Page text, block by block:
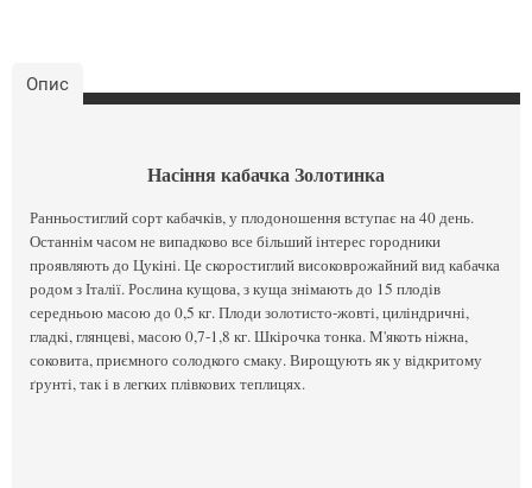
Опис
Насіння кабачка Золотинка
Ранньостиглий сорт кабачків, у плодоношення вступає на 40 день.
Останнім часом не випадково все більший інтерес городники
проявляють до Цукіні. Це скоростиглий високоврожайний вид кабачка
родом з Італії. Рослина кущова, з куща знімають до 15 плодів
середньою масою до 0,5 кг. Плоди золотисто-жовті, циліндричні,
гладкі, глянцеві, масою 0,7-1,8 кг. Шкірочка тонка. М'якоть ніжна,
соковита, приємного солодкого смаку. Вирощують як у відкритому
ґрунті, так і в легких плівкових теплицях.